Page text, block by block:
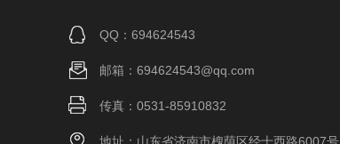
QQ：694624543
邮箱：694624543@qq.com
传真：0531-85910832